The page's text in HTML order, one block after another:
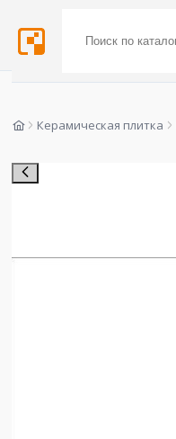
Керамическая плитка